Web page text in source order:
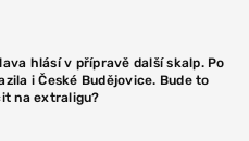
hlásí v přípravě další skalp. Po
i České Budějovice. Bude to
na extraligu?